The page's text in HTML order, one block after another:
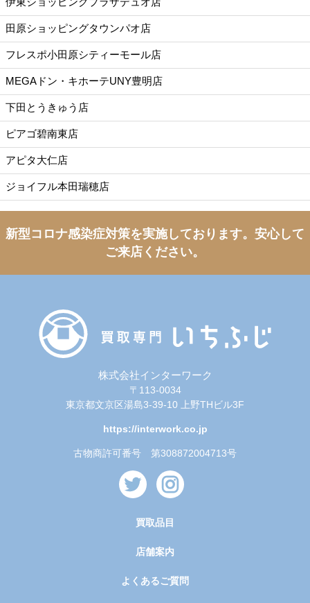
田原ショッピングタウンパオ店
フレスポ小田原シティーモール店
MEGAドン・キホーテUNY豊明店
下田とうきゅう店
ピアゴ碧南東店
アピタ大仁店
ジョイフル本田瑞穂店
新型コロナ感染症対策を実施しております。 安心して
ご来店ください。
株式会社インターワーク
〒113-0034
東京都文京区湯島3-39-10 上野THビル3F
https://interwork.co.jp
古物商許可番号 第308872004713号
買取品目
店舗案内
よくあるご質問